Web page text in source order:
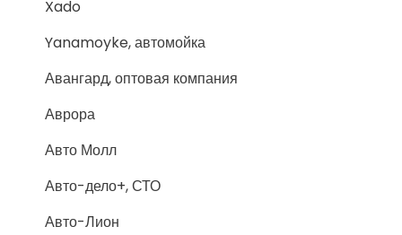
Xado
Yanamoyke, автомойка
Авангард, оптовая компания
Аврора
Авто Молл
Авто-дело+, СТО
Авто-Лион